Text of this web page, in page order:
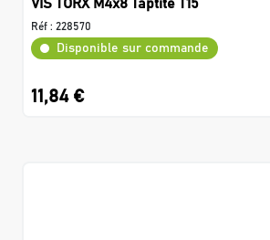
VIS TORX M4x8 Taptite T15
Réf : 228570
Disponible sur commande
11,84 €